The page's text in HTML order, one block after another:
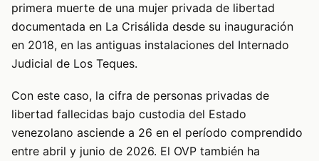
primera muerte de una mujer privada de libertad
documentada en La Crisálida desde su inauguración
en 2018, en las antiguas instalaciones del Internado
Judicial de Los Teques.
Con este caso, la cifra de personas privadas de
libertad fallecidas bajo custodia del Estado
venezolano asciende a 26 en el período comprendido
entre abril y junio de 2026. El OVP también ha